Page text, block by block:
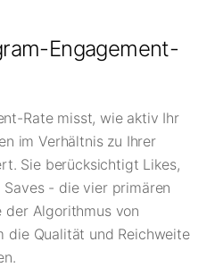
Engagement-
Rate misst, wie aktiv Ihr
im Verhältnis zu Ihrer
Sie berücksichtigt Likes,
Saves - die vier primären
der Algorithmus von
die Qualität und Reichweite